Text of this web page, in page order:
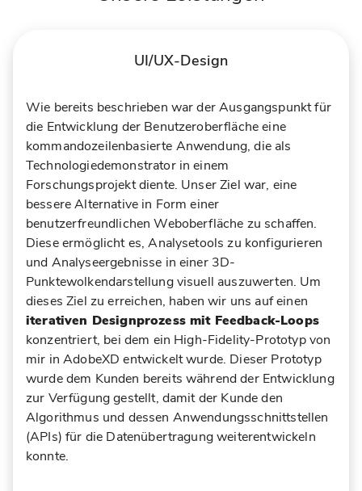
UI/UX-Design
Wie bereits beschrieben war der Ausgangspunkt für
die Entwicklung der Benutzeroberfläche eine
kommandozeilenbasierte Anwendung, die als
Technologiedemonstrator in einem
Forschungsprojekt diente. Unser Ziel war, eine
bessere Alternative in Form einer
benutzerfreundlichen Weboberfläche zu schaffen.
Diese ermöglicht es, Analysetools zu konfigurieren
und Analyseergebnisse in einer 3D-
Punktewolkendarstellung visuell auszuwerten. Um
dieses Ziel zu erreichen, haben wir uns auf einen
iterativen Designprozess mit Feedback-Loops
konzentriert, bei dem ein High-Fidelity-Prototyp von
mir in AdobeXD entwickelt wurde. Dieser Prototyp
wurde dem Kunden bereits während der Entwicklung
zur Verfügung gestellt, damit der Kunde den
Algorithmus und dessen Anwendungsschnittstellen
(APIs) für die Datenübertragung weiterentwickeln
konnte.